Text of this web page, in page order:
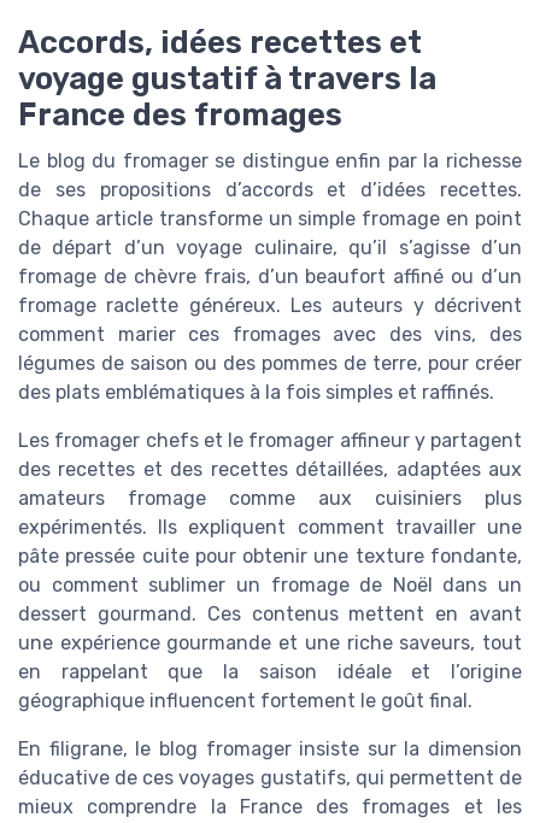
Accords, idées recettes et
voyage gustatif à travers la
France des fromages
Le blog du fromager se distingue enfin par la richesse
de ses propositions d’accords et d’idées recettes.
Chaque article transforme un simple fromage en point
de départ d’un voyage culinaire, qu’il s’agisse d’un
fromage de chèvre frais, d’un beaufort affiné ou d’un
fromage raclette généreux. Les auteurs y décrivent
comment marier ces fromages avec des vins, des
légumes de saison ou des pommes de terre, pour créer
des plats emblématiques à la fois simples et raffinés.
Les fromager chefs et le fromager affineur y partagent
des recettes et des recettes détaillées, adaptées aux
amateurs fromage comme aux cuisiniers plus
expérimentés. Ils expliquent comment travailler une
pâte pressée cuite pour obtenir une texture fondante,
ou comment sublimer un fromage de Noël dans un
dessert gourmand. Ces contenus mettent en avant
une expérience gourmande et une riche saveurs, tout
en rappelant que la saison idéale et l’origine
géographique influencent fortement le goût final.
En filigrane, le blog fromager insiste sur la dimension
éducative de ces voyages gustatifs, qui permettent de
mieux comprendre la France des fromages et les